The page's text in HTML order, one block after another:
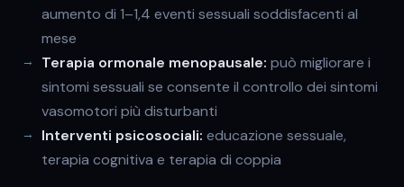
aumento di 1–1,4 eventi sessuali soddisfacenti al
mese
Terapia ormonale menopausale: può migliorare i
sintomi sessuali se consente il controllo dei sintomi
vasomotori più disturbanti
Interventi psicosociali: educazione sessuale,
terapia cognitiva e terapia di coppia